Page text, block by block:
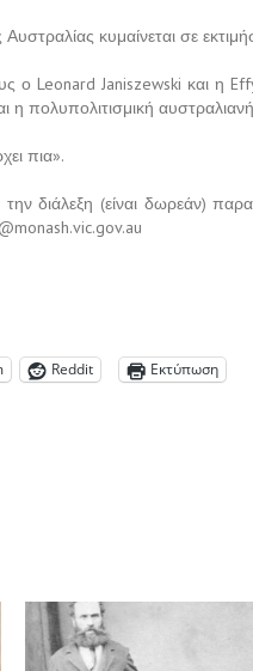
Αυστραλίας κυμαίνεται σε
Leonard Janiszewski και η
πολυπολιτισμική
πια».
διάλεξη (είναι δωρεάν)
Reddit Εκτύπωση